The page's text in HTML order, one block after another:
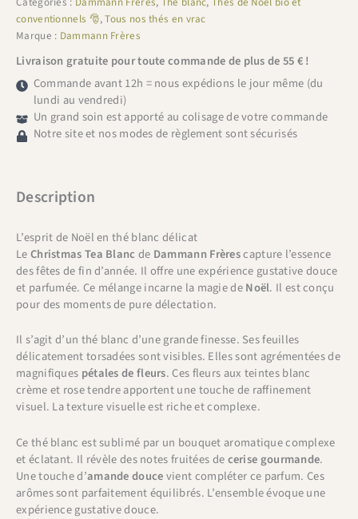
conventionnels 🎅,Tous nos thés en vrac
Marque : Dammann Frères
Livraison gratuite pour toute commande de plus de 55 € !
Commande avant 12h = nous expédions le jour même (du
lundi au vendredi)
Un grand soin est apporté au colisage de votre commande
Notre site et nos modes de règlement sont sécurisés
Description
L’esprit de Noël en thé blanc délicat
LeChristmas Tea Blanc de Dammann Frèrescapture l’essence
des fêtes de fin d’année. Il offre une expérience gustative douce
et parfumée. Ce mélange incarne la magie deNoël. Il est conçu
pour des moments de pure délectation.
Il s’agit d’un thé blanc d’une grande finesse. Ses feuilles
délicatement torsadées sont visibles. Elles sont agrémentées de
magnifiques pétales de fleurs. Ces fleurs aux teintes blanc
crème et rose tendre apportent une touche de raffinement
visuel. La texture visuelle est riche et complexe.
Ce thé blanc est sublimé par un bouquet aromatique complexe
et éclatant. Il révèle des notes fruitées decerise gourmande.
Une touche d’amande doucevient compléter ce parfum. Ces
arômes sont parfaitement équilibrés. L’ensemble évoque une
expérience gustative douce.